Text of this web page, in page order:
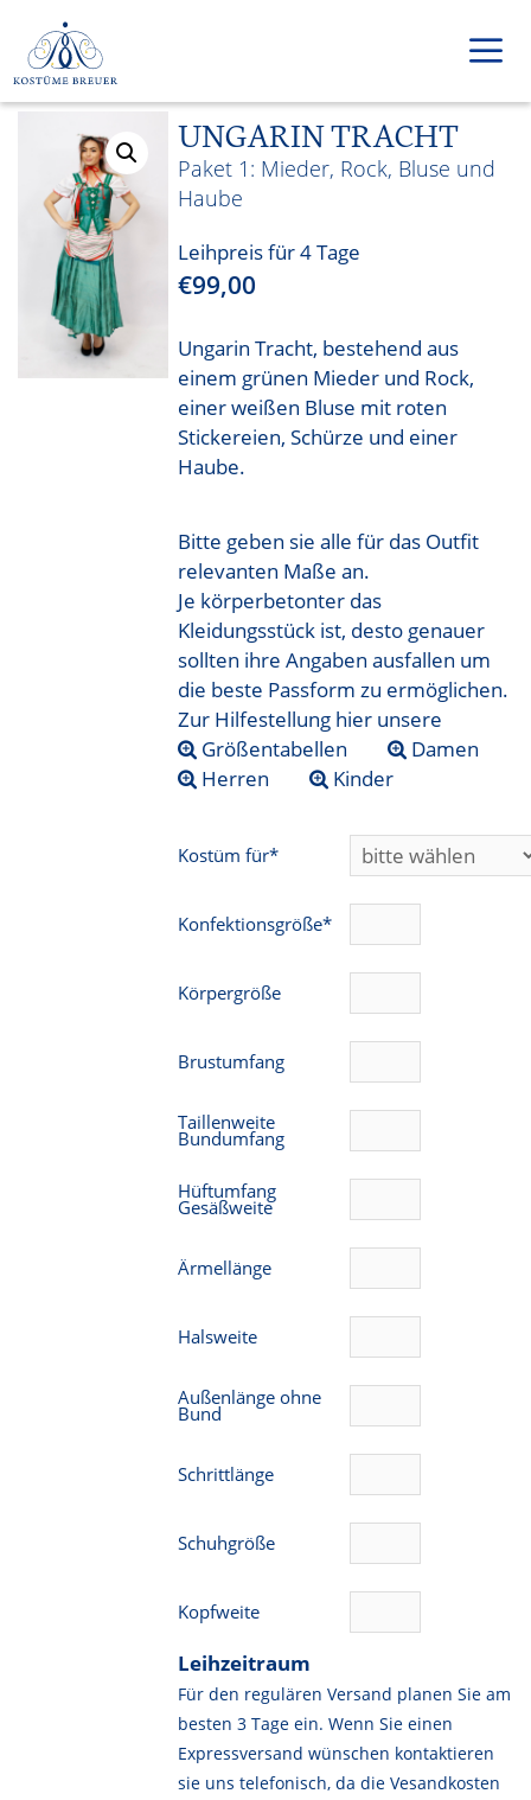
Inhalt
springen
UNGARIN TRACHT
Mieder, Rock, Bluse und
Haube
Leihpreis für 4 Tage
€99,00
Ungarin Tracht, bestehend aus
einem grünen Mieder und Rock,
einer weißen Bluse mit roten
Stickereien, Schürze und einer
Haube.
Bitte geben sie alle für das Outfit
relevanten Maße an.
Je körperbetonter das
Kleidungsstück ist, desto genauer
sollten ihre Angaben ausfallen um
die beste Passform zu ermöglichen.
Zur Hilfestellung hier unsere
Größentabellen
Damen
Herren
Kinder
Kostüm für*
Konfektionsgröße*
Körpergröße
Brustumfang
Taillenweite
Bundumfang
Hüftumfang
Gesäßweite
Ärmellänge
Halsweite
Außenlänge ohne
Bund
Schrittlänge
Schuhgröße
Kopfweite
Leihzeitraum
Für den regulären Versand planen Sie am
besten 3 Tage ein. Wenn Sie einen
Expressversand wünschen kontaktieren
sie uns telefonisch, da die Vesandkosten